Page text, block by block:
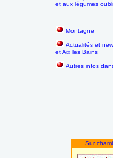
et aux légumes
Montagne
Actualités et
et Aix les Bains
Autres infos
Sur